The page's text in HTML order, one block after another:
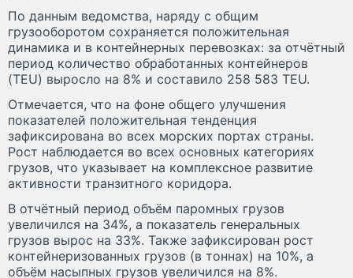
По данным ведомства, наряду с общим
грузооборотом сохраняется положительная
динамика и в контейнерных перевозках: за отчётный
период количество обработанных контейнеров
(TEU) выросло на 8% и составило 258 583 TEU.
Отмечается, что на фоне общего улучшения
показателей положительная тенденция
зафиксирована во всех морских портах страны.
Рост наблюдается во всех основных категориях
грузов, что указывает на комплексное развитие
активности транзитного коридора.
В отчётный период объём паромных грузов
увеличился на 34%, а показатель генеральных
грузов вырос на 33%. Также зафиксирован рост
контейнеризованных грузов (в тоннах) на 10%, а
объём насыпных грузов увеличился на 8%.